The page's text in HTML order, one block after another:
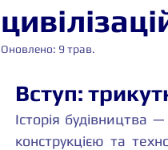
Оновлено: 9 трав.
Вступ:
Історія будівництва
конструкцією та